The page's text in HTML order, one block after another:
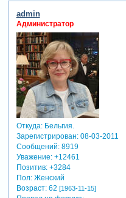
admin
Администратор
Откуда:Бельгия.
Зарегистрирован: 08-03-2011
Сообщений:8919
Уважение: +12461
Позитив: +3284
Пол:Женский
Возраст:62 [1963-11-15]